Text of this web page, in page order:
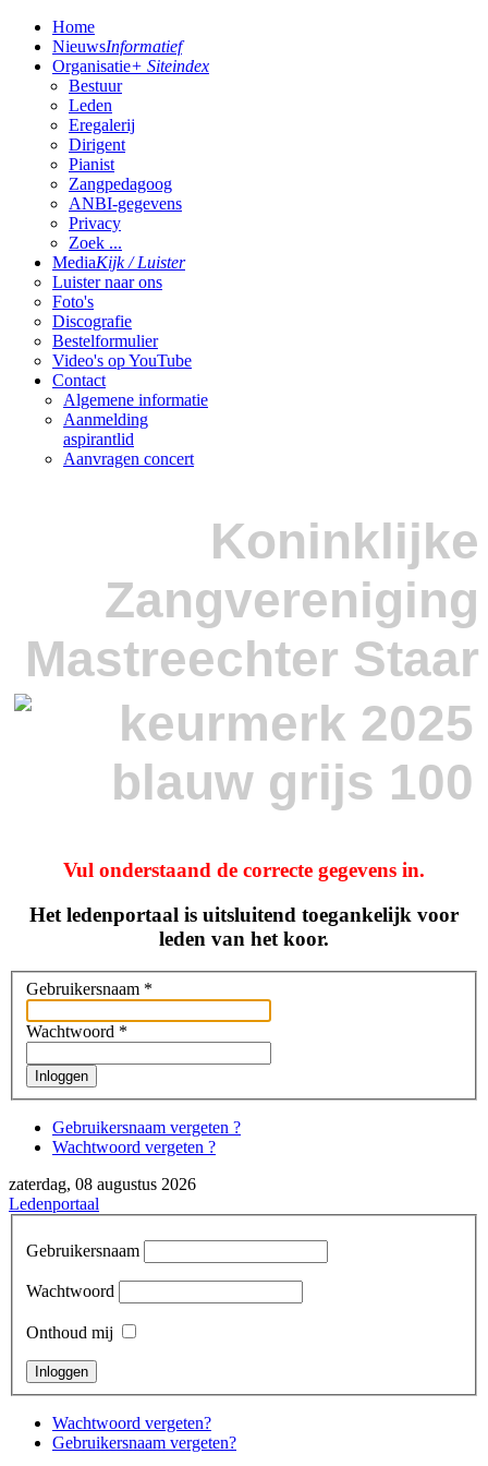
Home
NieuwsInformatief
Organisatie+ Siteindex
Bestuur
Leden
Eregalerij
Dirigent
Pianist
Zangpedagoog
ANBI-gegevens
Privacy
Zoek ...
MediaKijk / Luister
Luister naar ons
Foto's
Discografie
Bestelformulier
Video's op YouTube
Contact
Algemene informatie
Aanmelding
aspirantlid
Aanvragen concert
Koninklijke
Zangvereniging
Mastreechter Staar
Vul onderstaand de correcte gegevens in.
Het ledenportaal is uitsluitend toegankelijk voor
leden van het koor.
Gebruikersnaam *
Wachtwoord *
Inloggen
Gebruikersnaam vergeten ?
Wachtwoord vergeten ?
zaterdag, 08 augustus 2026
Ledenportaal
Gebruikersnaam
Wachtwoord
Onthoud mij
Wachtwoord vergeten?
Gebruikersnaam vergeten?